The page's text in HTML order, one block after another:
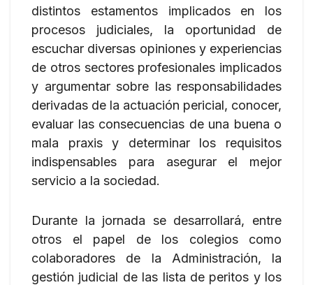
distintos estamentos implicados en los
procesos judiciales, la oportunidad de
escuchar diversas opiniones y experiencias
de otros sectores profesionales implicados
y argumentar sobre las responsabilidades
derivadas de la actuación pericial, conocer,
evaluar las consecuencias de una buena o
mala praxis y determinar los requisitos
indispensables para asegurar el mejor
servicio a la sociedad.
Durante la jornada se desarrollará, entre
otros el papel de los colegios como
colaboradores de la Administración, la
gestión judicial de las lista de peritos y los